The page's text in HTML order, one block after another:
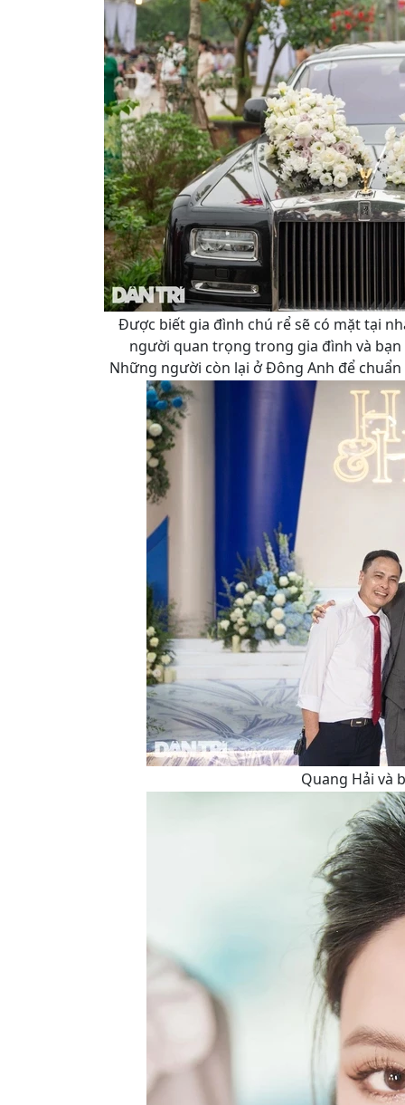
Được biết gia đình chú rể sẽ có mặt tại
người quan trọng trong gia đình và bạn
Những người còn lại ở Đông Anh để
Quang Hải và